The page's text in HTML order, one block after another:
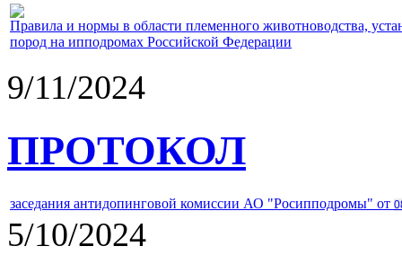
Правила и нормы в области племенного животноводства,
пород на ипподромах Российской Федерации
9/11/2024
ПРОТОКОЛ
заседания антидопинговой комиссии АО "Росипподромы" от
5/10/2024